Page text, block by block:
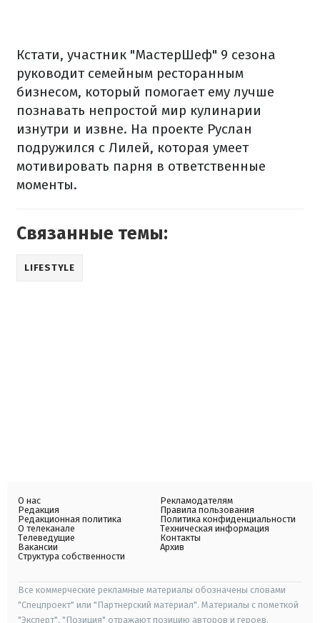
Кстати, участник "МастерШеф" 9 сезона
руководит семейным ресторанным
бизнесом, который помогает ему лучше
познавать непростой мир кулинарии
изнутри и извне. На проекте Руслан
подружился с Лилей, которая умеет
мотивировать парня в ответственные
моменты.
Связанные темы:
LIFESTYLE
О нас
Редакция
Редакционная политика
О телеканале
Телеведущие
Вакансии
Структура собственности
Рекламодателям
Правила пользования
Политика конфиденциальности
Техническая информация
Контакты
Архив
Все коммерческие рекламные материалы обозначены словами
"Спецпроект" или "Партнерский материал". Материалы с пометкой
"Эксперт", "Позиция" отражают позицию авторов и героев.